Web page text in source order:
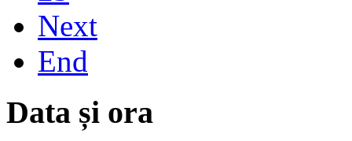
Next
End
Data și ora